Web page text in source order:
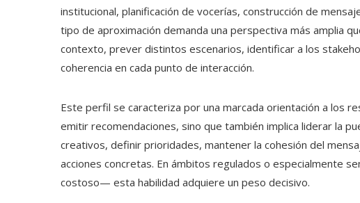
institucional, planificación de vocerías, construcción de
tipo de aproximación demanda una perspectiva más amplia
contexto, prever distintos escenarios, identificar a los
coherencia en cada punto de interacción.
Este perfil se caracteriza por una marcada orientación a los
emitir recomendaciones, sino que también implica liderar la
creativos, definir prioridades, mantener la cohesión del
acciones concretas. En ámbitos regulados o especialmente
costoso— esta habilidad adquiere un peso decisivo.